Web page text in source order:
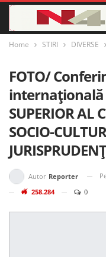
Home STIRI DIVERSE
FOTO/
internațională
SUPERIOR AL
SOCIO-
Autor Reporter
258.284
0